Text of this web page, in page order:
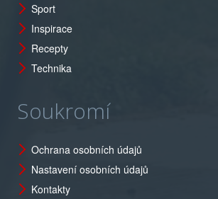
Sport
Inspirace
Recepty
Technika
Soukromí
Ochrana osobních údajů
Nastavení osobních údajů
Kontakty